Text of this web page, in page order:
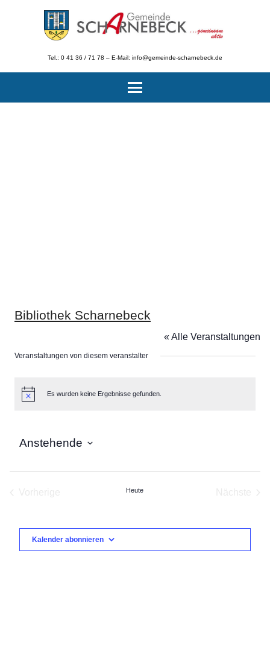
Tel.: 0 41 36 / 71 78 – E-Mail: info@gemeinde-scharnebeck.de
Bibliothek Scharnebeck
« Alle Veranstaltungen
Veranstaltungen von diesem veranstalter
Hinweis Es wurden keine Ergebnisse gefunden.
Anstehende
Heute
Kalender abonnieren